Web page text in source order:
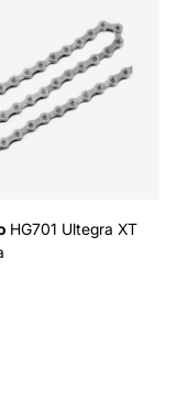
HG701 Ultegra XT